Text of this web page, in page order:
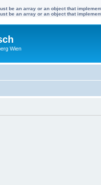
be an array or an object that
be an array or an object that
Wien